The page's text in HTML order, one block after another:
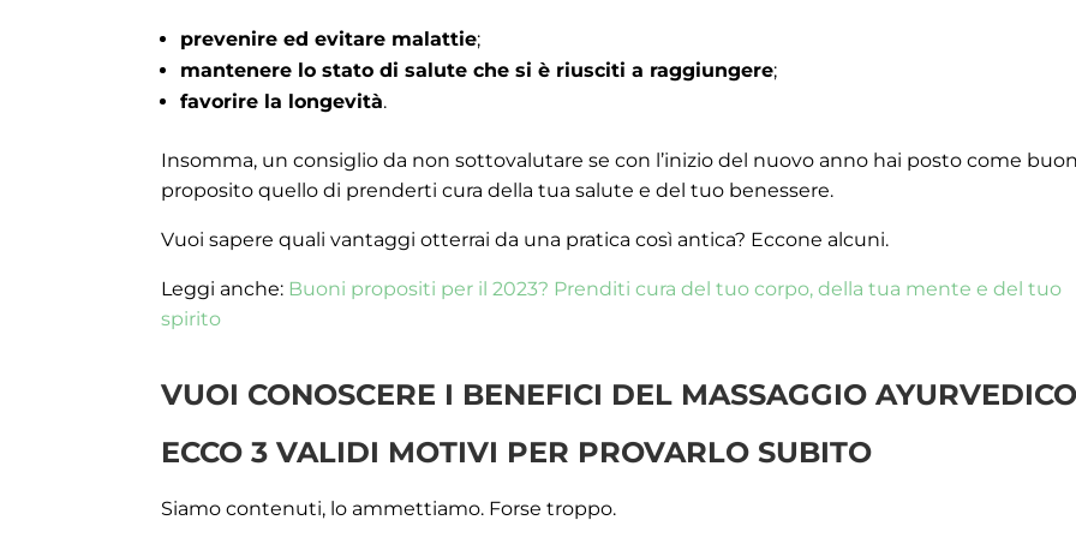
prevenire ed evitare malattie;
mantenere lo stato di salute che si è riusciti a raggiungere;
favorire la longevità.
Insomma, un consiglio da non sottovalutare se con l’inizio del nuovo anno hai posto come
proposito quello di prenderti cura della tua salute e del tuo benessere.
Vuoi sapere quali vantaggi otterrai da una pratica così antica? Eccone alcuni.
Leggi anche: Buoni propositi per il 2023? Prenditi cura del tuo corpo, della tua mente e del tuo
spirito
VUOI CONOSCERE I BENEFICI DEL MASSAGGIO
ECCO 3 VALIDI MOTIVI PER PROVARLO SUBITO
Siamo contenuti, lo ammettiamo. Forse troppo.